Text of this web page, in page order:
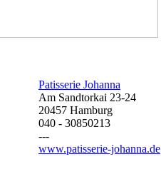
Patisserie Johanna
Am Sandtorkai 23-24
20457 Hamburg
040 - 30850213
---
www.patisserie-johanna.de